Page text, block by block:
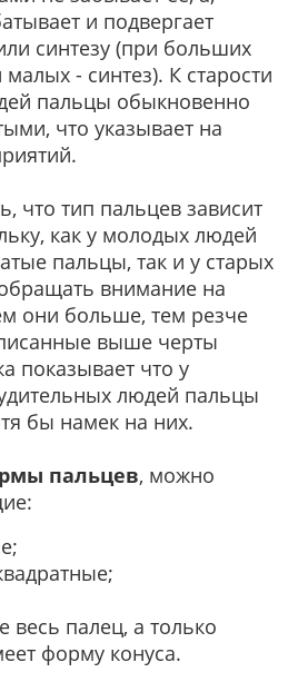
и подвергает
синтезу (при больших
- синтез). К старости
пальцы обыкновенно
что указывает на
что тип пальцев зависит
как у молодых людей
пальцы, так и у старых
внимание на
они больше, тем резче
выше черты
показывает что у
людей пальцы
бы намек на них.
пальцев, можно
весь палец, а только
форму конуса.